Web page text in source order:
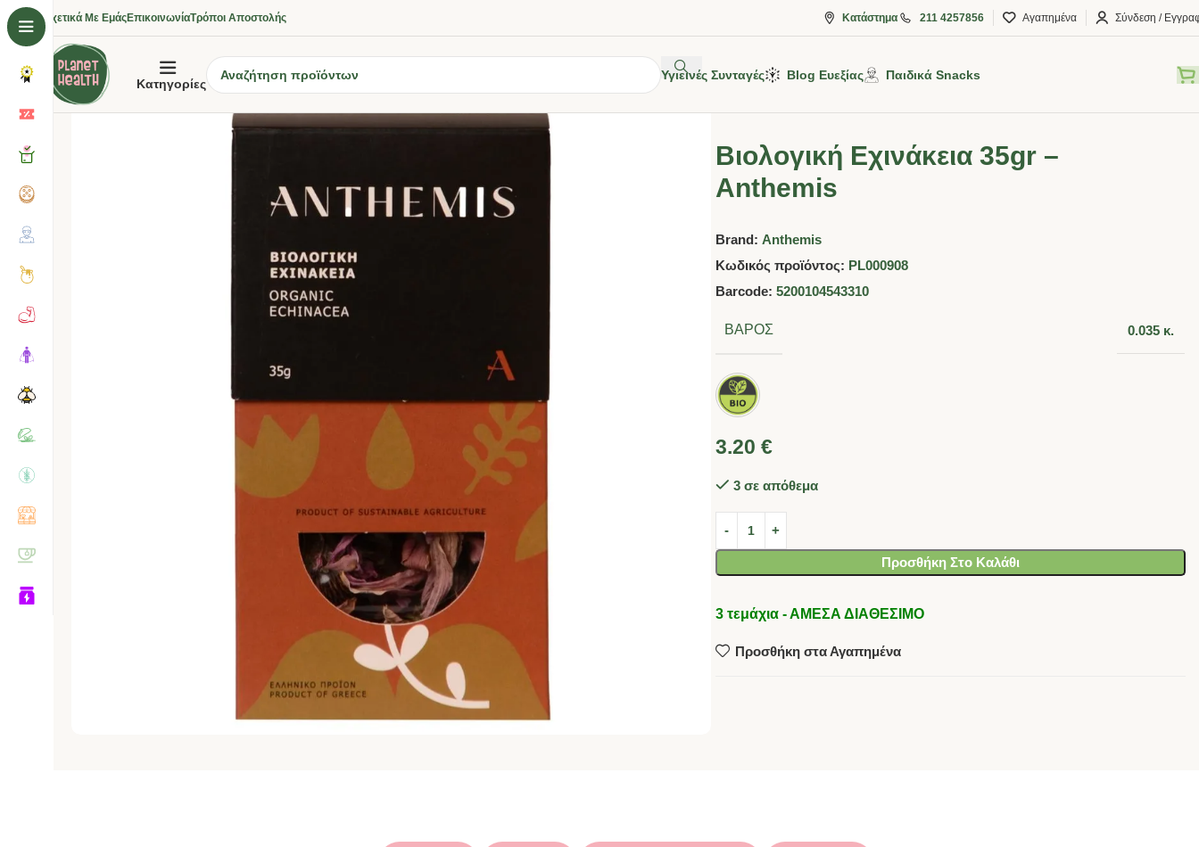
Σχετικά Με ΕμάςΕπικοινωνίαΤρόποι Αποστολής Κατάστημα 211 4257856 Αγαπημένα Σύνδεση /
Κατηγορίες
Υγιεινές Συνταγές Blog Ευεξίας Παιδικά Snacks
Βιολογική Εχινάκεια 35gr –
Anthemis
Brand:Anthemis
Κωδικός προϊόντος: PL000908
Barcode:5200104543310
ΒΆΡΟΣ 0.035 κ.
3.20€
3 σε απόθεμα
Προσθήκη Στο Καλάθι
3 τεμάχια - ΑΜΕΣΑ ΔΙΑΘΕΣΙΜΟ
Προσθήκη στα Αγαπημένα